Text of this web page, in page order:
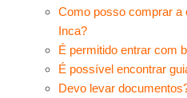
Como posso comprar a
Inca?
É permitido entrar com
É possível encontrar
Devo levar